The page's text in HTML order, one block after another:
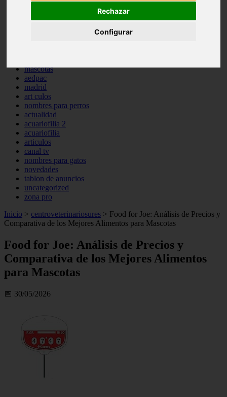
Rechazar
Configurar
navidad
terapia asistida
mascotas
aedpac
madrid
art culos
nombres para perros
actualidad
acuariofilia 2
acuariofilia
articulos
canal tv
nombres para gatos
novedades
tablon de anuncios
uncategorized
zona pro
Inicio > centroveterinariosures > Food for Joe: Análisis de Precios y
Comparativa de los Mejores Alimentos para Mascotas
Food for Joe: Análisis de Precios y
Comparativa de los Mejores Alimentos
para Mascotas
📅 30/05/2026